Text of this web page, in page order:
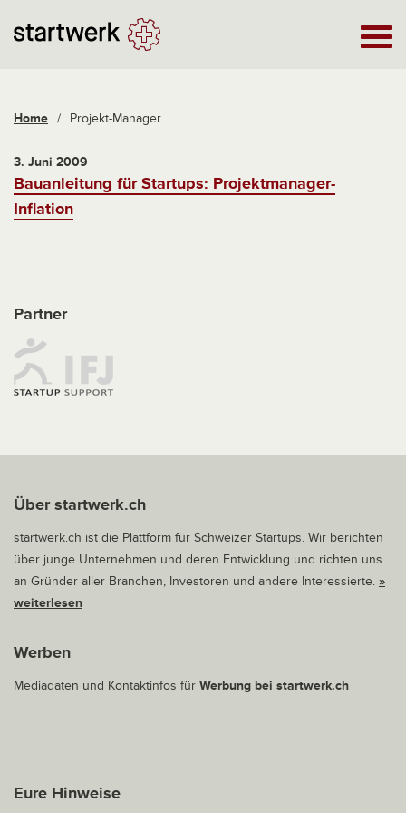
Home / Projekt-Manager
3. Juni 2009
Bauanleitung für Startups: Projektmanager-
Inflation
Partner
Über startwerk.ch
startwerk.ch ist die Plattform für Schweizer Startups. Wir berichten
über junge Unternehmen und deren Entwicklung und richten uns
an Gründer aller Branchen, Investoren und andere Interessierte. »
weiterlesen
Werben
Mediadaten und Kontaktinfos für Werbung bei startwerk.ch
Eure Hinweise